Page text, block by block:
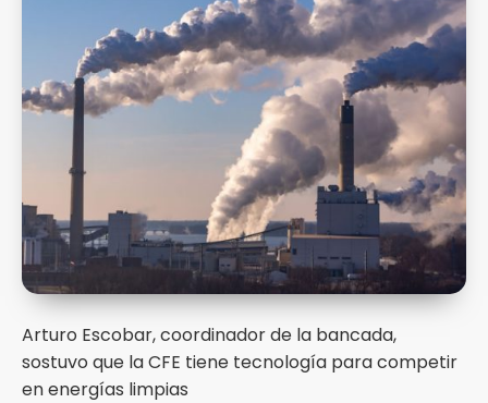
Arturo Escobar, coordinador de la bancada,
sostuvo que la CFE tiene tecnología para competir
en energías limpias